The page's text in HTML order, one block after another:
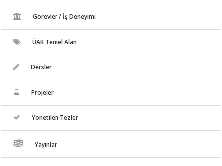
Görevler / İş Deneyimi
ÜAK Temel Alan
Dersler
Projeler
Yönetilen Tezler
Yayınlar